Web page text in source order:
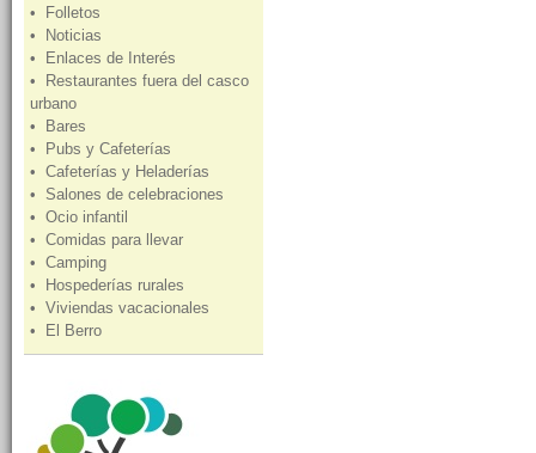
• Folletos
• Noticias
• Enlaces de Interés
• Restaurantes fuera del casco
urbano
• Bares
• Pubs y Cafeterías
• Cafeterías y Heladerías
• Salones de celebraciones
• Ocio infantil
• Comidas para llevar
• Camping
• Hospederías rurales
• Viviendas vacacionales
• El Berro